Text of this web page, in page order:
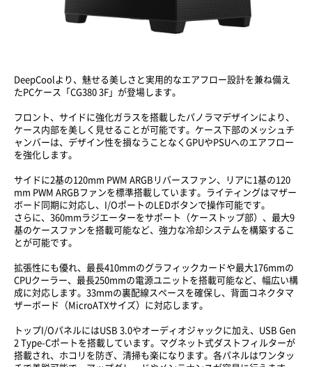
DeepCoolより、魅せる美しさと実用的なエアフロー設計を兼ね備え
たPCケース「CG380 3F」が登場します。
フロント、サイドに強化ガラスを搭載したパノラマデザインにより、
ケース内部を美しく見せることが可能です。ケース下部のメッシュチ
ャンバーは、デザイン性を損なうことなくGPUやPSUへのエアフロー
を強化します。
サイドに2基の120mm PWM ARGBリバースファン、リアに1基の120
mm PWM ARGBファンを標準搭載しています。ライティングはマザー
ボード同期に対応し、I/OポートのLEDボタンで操作可能です。
さらに、360mmラジエーターをサポート（ケーストップ部）、最大9
基のケースファンを搭載可能など、強力な冷却システムを構築するこ
とが可能です。
拡張性にも優れ、最長410mmのグラフィックカードや最大176mmの
CPUクーラー、最長250mmの電源ユニットを搭載可能など、幅広い構
成に対応します。33mmの裏配線スペースを確保し、背面コネクタマ
ザーボード（MicroATXサイズ）に対応します。
トップI/OパネルにはUSB 3.0やオーディオジャックに加え、USB Gen
2 Type-Cポートを搭載しています。マグネット式ダストフィルターが
搭載され、ホコリを防ぎ、清掃も楽になります。各パネルはワンタッ